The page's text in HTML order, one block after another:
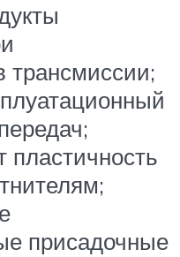
трансмиссии;
пластичность
присадочные